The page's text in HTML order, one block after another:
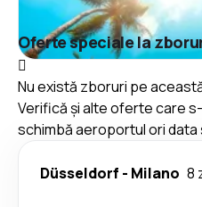
Oferte speciale la
Nu există zboruri pe
Verifică și alte oferte care
schimbă aeroportul ori data
Düsseldorf - Milano 8